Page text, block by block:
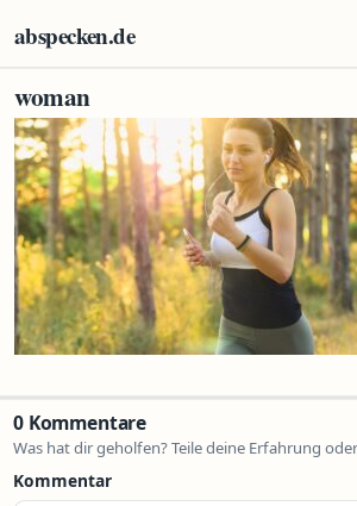
abspecken.de
woman
0 Kommentare
Was hat dir geholfen? Teile deine Erfahrung
Kommentar